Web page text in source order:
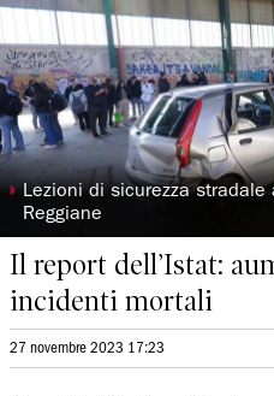
◗ Lezioni di sicurezza
Reggiane
Il report dell’Istat:
incidenti mortali
27 novembre 2023 17:23